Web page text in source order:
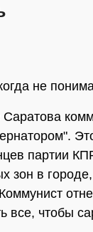
не
партии
зон в
все, чтобы